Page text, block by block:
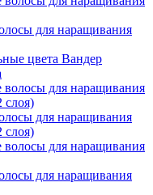
для наращивания
Вандер
для наращивания
слоя)
для наращивания